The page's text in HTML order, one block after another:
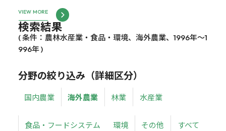
VIEW MORE
検索結果
( 条件：農林水産業・食品・環境、海外農業、1996年～1
996年 )
分野の絞り込み（詳細区分）
国内農業 海外農業 林業 水産業
食品・フードシステム 環境 その他 すべて